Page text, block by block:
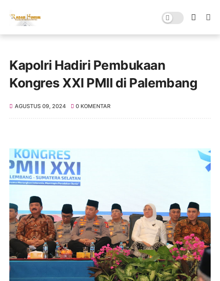
Kapolri Hadiri Pembukaan
Kongres XXI PMII di Palembang
AGUSTUS 09, 2024 0 KOMENTAR